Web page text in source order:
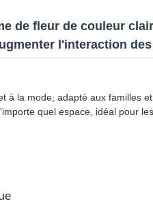
de fleur de couleur
l'interaction
à la mode, adapté aux familles
quel espace, idéal pour